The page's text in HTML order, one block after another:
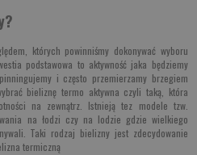
których powinniśmy dokonywać wyboru
podstawowa to aktywność jaka będziemy
i często przemierzamy brzegiem
bieliznę termo aktywna czyli taką, która
na zewnątrz. Istnieją tez modele tzw.
na łodzi czy na lodzie gdzie wielkiego
Taki rodzaj bielizny jest zdecydowanie
termiczną